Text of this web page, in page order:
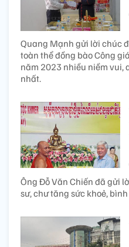
Quang Mạnh gửi lời chúc
toàn thể đồng bào Công
năm 2023 nhiều niềm vui,
nhất.
Ông Đỗ Văn Chiến đã gửi
sư, chư tăng sức khoẻ,